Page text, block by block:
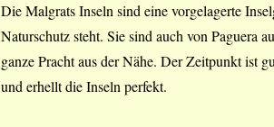
Die Malgrats Inseln sind eine vorgelagerte
Naturschutz steht. Sie sind auch von Paguera
ganze Pracht aus der Nähe. Der Zeitpunkt ist
und erhellt die Inseln perfekt.